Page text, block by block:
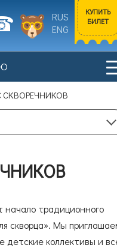
RUS
ENG
КУПИТЬ
БИЛЕТ
СКВОРЕЧНИКОВ
начало традиционного
скворца». Мы
детские коллективы и